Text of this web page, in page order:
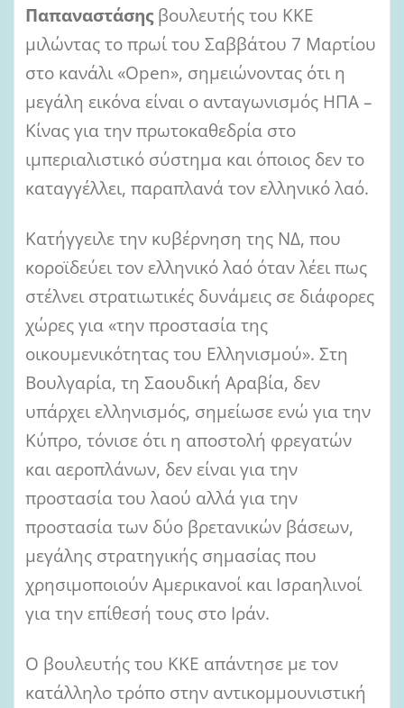
Παπαναστάσης βουλευτής του ΚΚΕ
μιλώντας το πρωί του Σαββάτου 7 Μαρτίου
στο κανάλι «Open», σημειώνοντας ότι η
μεγάλη εικόνα είναι ο ανταγωνισμός ΗΠΑ –
Κίνας για την πρωτοκαθεδρία στο
ιμπεριαλιστικό σύστημα και όποιος δεν το
καταγγέλλει, παραπλανά τον ελληνικό λαό.
Κατήγγειλε την κυβέρνηση της ΝΔ, που
κοροϊδεύει τον ελληνικό λαό όταν λέει πως
στέλνει στρατιωτικές δυνάμεις σε διάφορες
χώρες για «την προστασία της
οικουμενικότητας του Ελληνισμού». Στη
Βουλγαρία, τη Σαουδική Αραβία, δεν
υπάρχει ελληνισμός, σημείωσε ενώ για την
Κύπρο, τόνισε ότι η αποστολή φρεγατών
και αεροπλάνων, δεν είναι για την
προστασία του λαού αλλά για την
προστασία των δύο βρετανικών βάσεων,
μεγάλης στρατηγικής σημασίας που
χρησιμοποιούν Αμερικανοί και Ισραηλινοί
για την επίθεσή τους στο Ιράν.
Ο βουλευτής του ΚΚΕ απάντησε με τον
κατάλληλο τρόπο στην αντικομμουνιστική